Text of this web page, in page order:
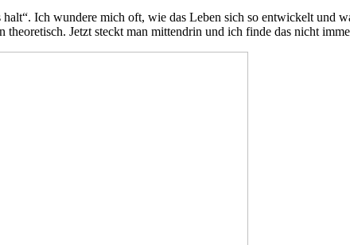
halt“. Ich wundere mich oft, wie das Leben sich so entwickelt und
theoretisch. Jetzt steckt man mittendrin und ich finde das nicht